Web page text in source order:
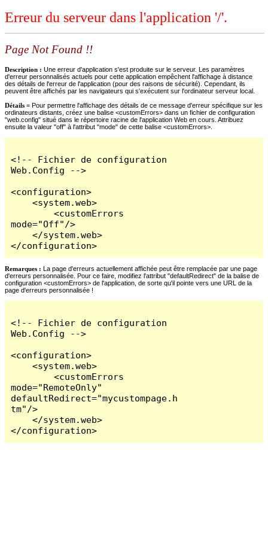
Erreur du serveur dans l'application '/'.
Page Not Found !!
Description : Une erreur d'application s'est produite sur le serveur. Les paramètres
d'erreur personnalisés actuels pour cette application empêchent l'affichage à distance
des détails de l'erreur de l'application (pour des raisons de sécurité). Cependant, ils
peuvent être affichés par les navigateurs qui s'exécutent sur l'ordinateur serveur local.
Détails = Pour permettre l'affichage des détails de ce message d'erreur spécifique sur les
ordinateurs distants, créez une balise <customErrors> dans un fichier de configuration
"web.config" situé dans le répertoire racine de l'application Web en cours. Attribuez
ensuite la valeur "off" à l'attribut "mode" de cette balise <customErrors>.
<!-- Fichier de configuration
Web.Config -->
<configuration>
    <system.web>
        <customErrors
mode="Off"/>
    </system.web>
</configuration>
Remarques : La page d'erreurs actuellement affichée peut être remplacée par une page
d'erreurs personnalisée. Pour ce faire, modifiez l'attribut "defaultRedirect" de la balise de
configuration <customErrors> de l'application, de sorte qu'il pointe vers une URL de la
page d'erreurs personnalisée !
<!-- Fichier de configuration
Web.Config -->
<configuration>
    <system.web>
        <customErrors
mode="RemoteOnly"
defaultRedirect="mycustompage.h
tm"/>
    </system.web>
</configuration>